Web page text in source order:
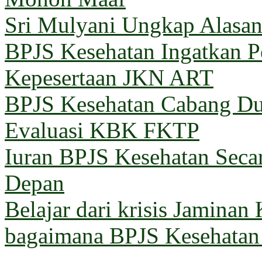
Sri Mulyani Ungkap
BPJS Kesehatan Ingatkan
Kepesertaan JKN ART
BPJS Kesehatan Cabang
Evaluasi KBK FKTP
Iuran BPJS Kesehatan
Depan
Belajar dari krisis Jaminan
bagaimana BPJS